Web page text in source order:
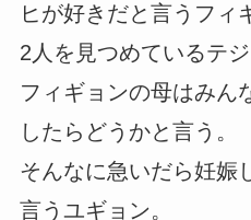
ヒが好きだと言うフィ
2人を見つめているテジ
フィギョンの母はみん
したらどうかと言う。
そんなに急いだら妊娠
言うユギョン。